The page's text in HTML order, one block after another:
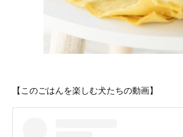
【このごはんを楽しむ犬たちの動画】